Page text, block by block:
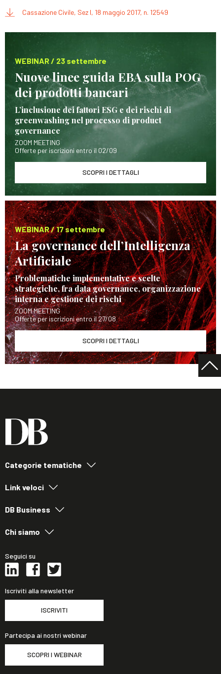
Cassazione Civile, Sez I, 18 maggio 2017, n. 12549
WEBINAR / 23 settembre
Nuove linee guida EBA sulla POG
dei prodotti bancari
L’inclusione dei fattori ESG e dei rischi di
greenwashing nel processo di product
governance
ZOOM MEETING
Offerte per iscrizioni entro il 02/09
SCOPRI I DETTAGLI
WEBINAR / 17 settembre
La governance dell’Intelligenza
Artificiale
Problematiche implementative e scelte
strategiche, fra data governance, organizzazione
interna e gestione dei rischi
ZOOM MEETING
Offerte per iscrizioni entro il 27/08
SCOPRI I DETTAGLI
Categorie tematiche
Link veloci
DB Business
Chi siamo
Seguici su
Iscriviti alla newsletter
ISCRIVITI
Partecipa ai nostri webinar
SCOPRI I WEBINAR